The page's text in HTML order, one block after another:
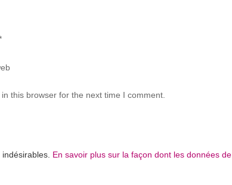
this browser for the next time I comment.
En savoir plus sur la façon dont les données de